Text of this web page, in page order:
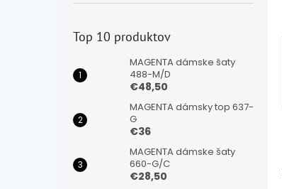
Top 10 produktov
MAGENTA dámske šaty
488-M/D
€48,50
MAGENTA dámsky top 637-
G
€36
MAGENTA dámske šaty
660-G/C
€28,50